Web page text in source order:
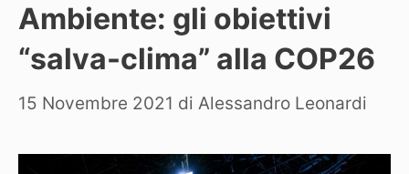
Ambiente: gli obiettivi
“salva-clima” alla COP26
15 Novembre 2021 di Alessandro Leonardi